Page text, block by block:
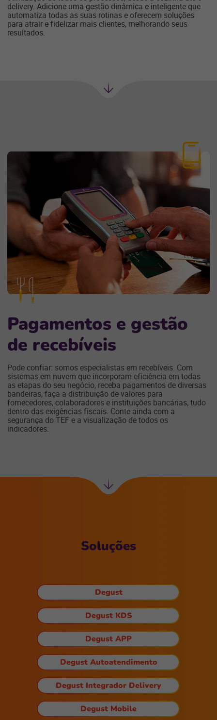
delivery. Adicione uma gestão dinâmica e inteligente que
automatiza todas as suas rotinas e oferecem soluções
para atrair e fidelizar mais clientes, melhorando seus
resultados.
Pagamentos e gestão
de recebíveis
Pode confiar: somos especialistas em recebíveis. Com
sistemas em nuvem que incorporam eficiência em todas
as etapas do seu negócio, receba pagamentos de diversas
bandeiras, faça a distribuição de valores para
fornecedores, colaboradores e instituições bancárias, tudo
dentro das exigências fiscais. Conte ainda com a
segurança do TEF e a visualização de todos os
indicadores.
Soluções
Degust
Degust KDS
Degust APP
Degust Autoatendimento
Degust Integrador Delivery
Degust Mobile
Próxima